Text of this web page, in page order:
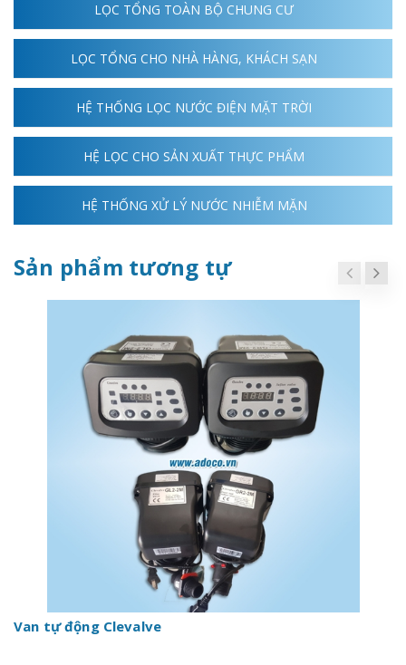
LỌC TỔNG TOÀN BỘ CHUNG CƯ
LỌC TỔNG CHO NHÀ HÀNG, KHÁCH SẠN
HỆ THỐNG LỌC NƯỚC ĐIỆN MẶT TRỜI
HỆ LỌC CHO SẢN XUẤT THỰC PHẨM
HỆ THỐNG XỬ LÝ NƯỚC NHIỄM MẶN
Sản phẩm tương tự
Van tự động Clevalve